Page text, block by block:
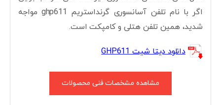
اگر با نام تلفن آسانسوری گرنداستریم ghp611 مواجه
شدید، همین تلفن هتلی و کامپکت است.
دانلود دیتا شیت GHP611
مشاهده مشخصات فنی محصولات